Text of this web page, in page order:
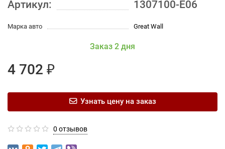
Артикул: 1307100-E06
Марка авто Great Wall
Заказ 2 дня
4 702 ₽
Узнать цену на заказ
0 отзывов